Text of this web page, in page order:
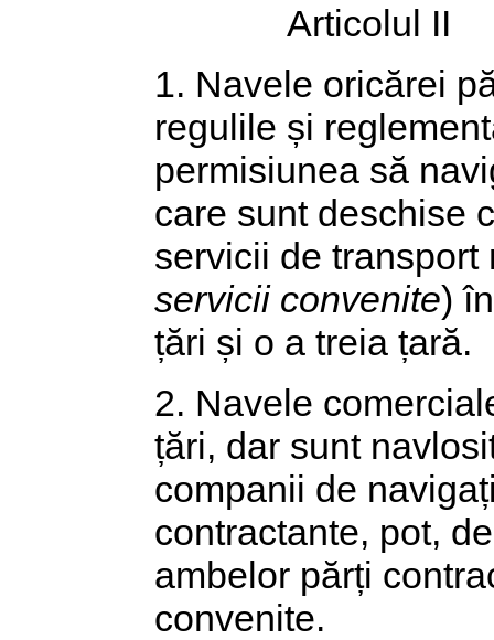
Articolul II
1. Navele oricărei
regulile și
permisiunea să
care sunt deschise
servicii de
servicii convenite)
țări și o a treia țară.
2. Navele
țări, dar sunt
companii de
contractante, pot,
ambelor părți
convenite.